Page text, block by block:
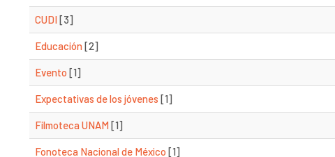
CUDI[3]
Educación[2]
Evento [1]
Expectativas de los jóvenes [1]
Filmoteca UNAM[1]
Fonoteca Nacional de México [1]